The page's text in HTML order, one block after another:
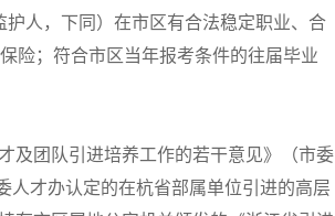
人，下同）在市区有合法稳定职业、合
险；符合市区当年报考条件的往届毕业
团队引进培养工作的若干意见》（市委
人才办认定的在杭省部属单位引进的高层